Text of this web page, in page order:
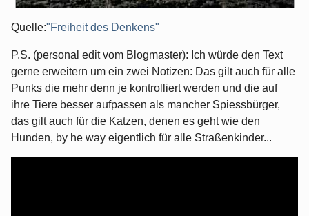
Quelle:"Freiheit des Denkens"
P.S. (personal edit vom Blogmaster): Ich würde den Text
gerne erweitern um ein zwei Notizen: Das gilt auch für alle
Punks die mehr denn je kontrolliert werden und die auf
ihre Tiere besser aufpassen als mancher Spiessbürger,
das gilt auch für die Katzen, denen es geht wie den
Hunden, by he way eigentlich für alle Straßenkinder...